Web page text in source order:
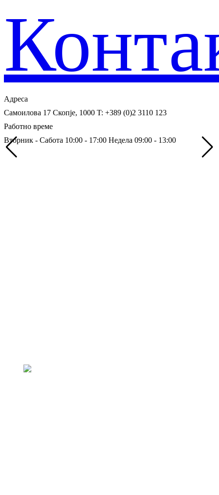
Адреса
Самоилова 17 Скопје, 1000 T: +389 (0)2 3110 123
Работно време
Вторник - Сабота 10:00 - 17:00 Недела 09:00 - 13:00